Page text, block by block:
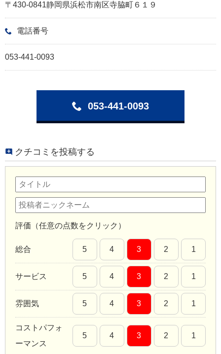
〒430-0841静岡県浜松市南区寺脇町６１９
電話番号
053-441-0093
053-441-0093
クチコミを投稿する
評価（任意の点数をクリック）
総合 5 4 3 2 1
サービス 5 4 3 2 1
雰囲気 5 4 3 2 1
コストパフォ
ーマンス
5 4 3 2 1